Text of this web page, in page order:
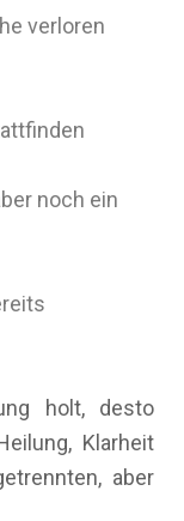
verloren
noch ein
holt, desto
Klarheit
aber